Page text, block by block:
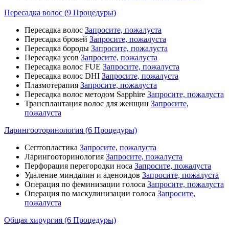
Пересадка волос (9 Процедуры)
Пересадка волос Запросите, пожалуста
Пересадка бровей Запросите, пожалуста
Пересадка бороды Запросите, пожалуста
Пересадка усов Запросите, пожалуста
Пересадка волос FUE Запросите, пожалуста
Пересадка волос DHI Запросите, пожалуста
Плазмотерапия Запросите, пожалуста
Пересадка волос методом Sapphire Запросите, пожалуста
Трансплантация волос для женщин Запросите,
пожалуста
Ларингооторинология (6 Процедуры)
Септопластика Запросите, пожалуста
Ларингооторинология Запросите, пожалуста
Перфорация перегородки носа Запросите, пожалуста
Удаление миндалин и аденоидов Запросите, пожалуста
Операция по феминизации голоса Запросите, пожалуста
Операция по маскулинизации голоса Запросите,
пожалуста
Общая хирургия (6 Процедуры)